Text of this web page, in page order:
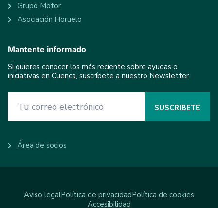
Grupo Motor
Asociación Horuelo
Mantente informado
Si quieres conocer los más reciente sobre ayudas o
iniciativas en Cuenca, suscríbete a nuestro Newsletter.
Área de socios
Aviso legalPolítica de privacidadPolítica de cookies
Accesibilidad